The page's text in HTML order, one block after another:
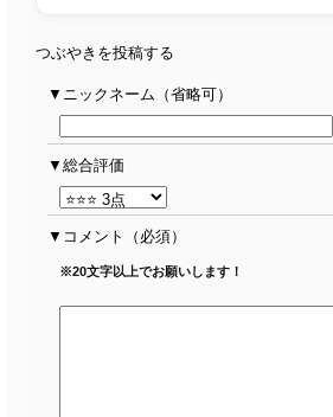
つぶやきを投稿する
ニックネーム（省略可）
総合評価
コメント （必須）
※20文字以上でお願いします！